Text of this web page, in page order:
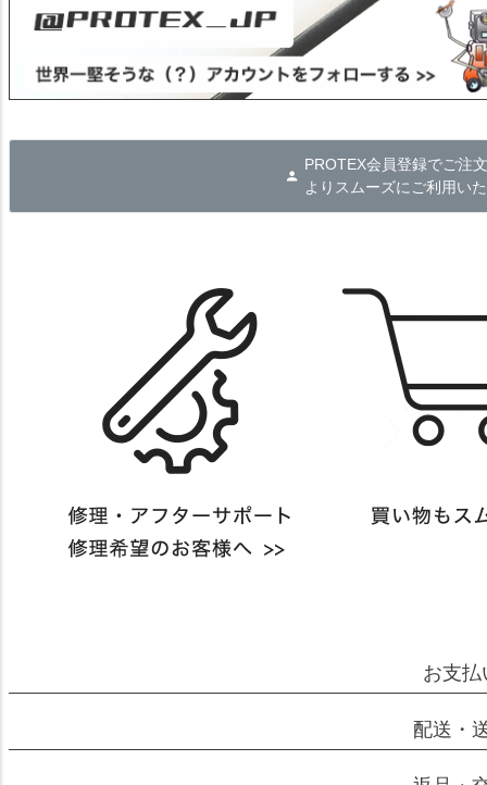
PROTEX会員登録でご注
よりスムーズにご利用い
お支払
配送・